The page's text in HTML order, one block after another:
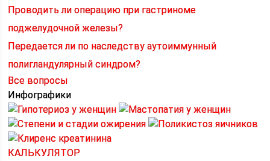
Проводить ли операцию при гастриноме
поджелудочной железы?
Передается ли по наследству аутоиммунный
полигландулярный синдром?
Все вопросы
Инфографики
КАЛЬКУЛЯТОР